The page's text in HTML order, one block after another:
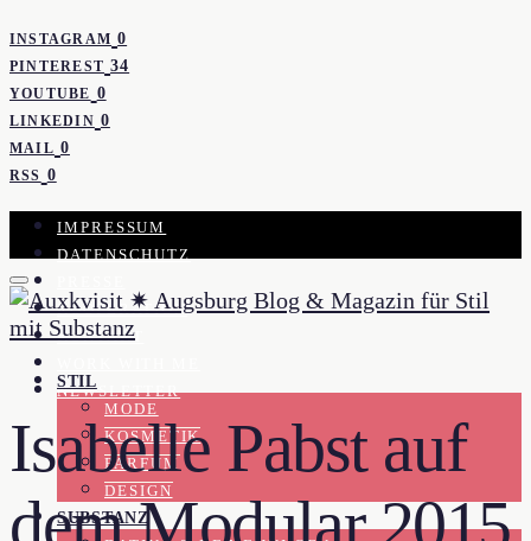
INSTAGRAM 0
PINTEREST 34
YOUTUBE 0
LINKEDIN 0
MAIL 0
RSS 0
IMPRESSUM
DATENSCHUTZ
KOOPERATION
KONTAKT
NEWSLETTER
STIL
MODE
KOSMETIK
PARFUM
DESIGN
SUBSTANZ
Isabelle Pabst auf
dem Modular 2015